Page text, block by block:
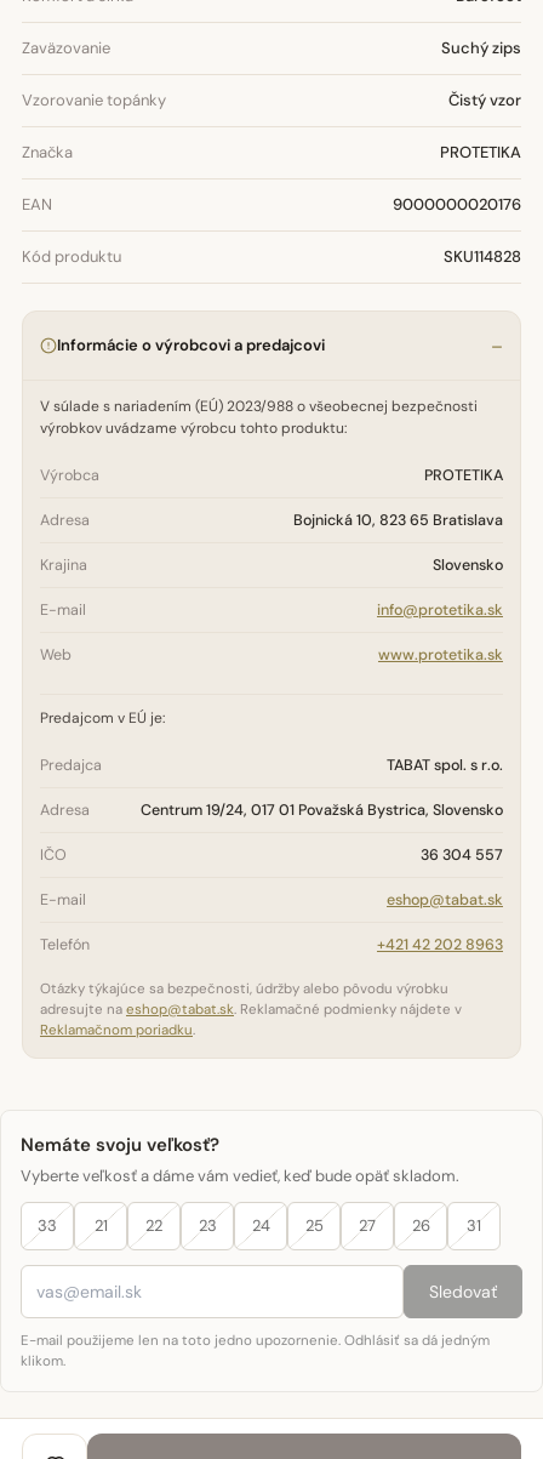
Zaväzovanie Suchý zips
Vzorovanie topánky Čistý vzor
Značka PROTETIKA
EAN 9000000020176
Kód produktu SKU114828
Informácie o výrobcovi a predajcovi
V súlade s nariadením (EÚ) 2023/988 o všeobecnej bezpečnosti
výrobkov uvádzame výrobcu tohto produktu:
Výrobca PROTETIKA
Adresa Bojnická 10, 823 65 Bratislava
Krajina Slovensko
E-mail info@protetika.sk
Web www.protetika.sk
Predajcom v EÚ je:
Predajca TABAT spol. s r.o.
Adresa Centrum 19/24, 017 01 Považská Bystrica, Slovensko
IČO 36 304 557
E-mail eshop@tabat.sk
Telefón +421 42 202 8963
Otázky týkajúce sa bezpečnosti, údržby alebo pôvodu výrobku
adresujte na eshop@tabat.sk. Reklamačné podmienky nájdete v
Reklamačnom poriadku.
Nemáte svoju veľkosť?
Vyberte veľkosť a dáme vám vedieť, keď bude opäť skladom.
33 21 22 23 24 25 27 26 31
Sledovať
E-mail použijeme len na toto jedno upozornenie. Odhlásiť sa dá jedným
klikom.